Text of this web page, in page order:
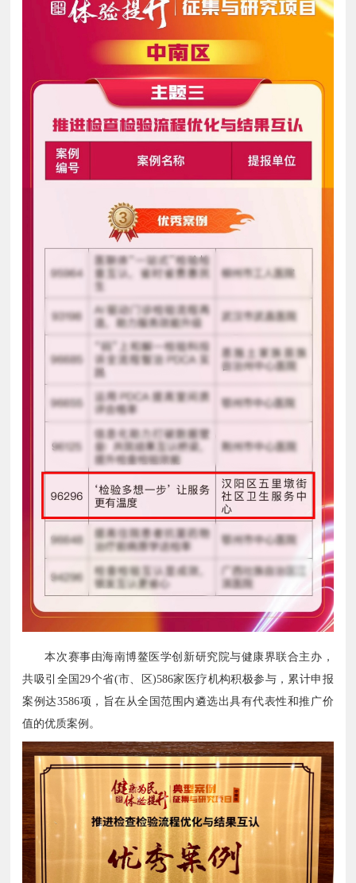
本次赛事由海南博鳌医学创新研究院与健康界联合主办，
共吸引全国29个省(市、区)586家医疗机构积极参与，累计申报
案例达3586项，旨在从全国范围内遴选出具有代表性和推广价
值的优质案例。